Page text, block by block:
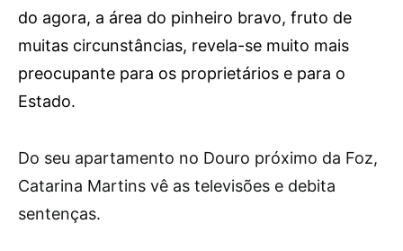
do agora, a área do pinheiro bravo, fruto de
muitas circunstâncias, revela-se muito mais
preocupante para os proprietários e para o
Estado.
Do seu apartamento no Douro próximo da Foz,
Catarina Martins vê as televisões e debita
sentenças.